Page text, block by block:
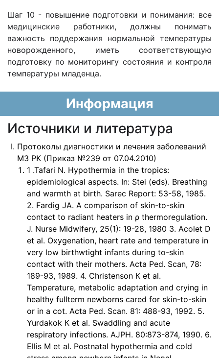
Шаг 10 - повышение подготовки и понимания: все
медицинские работники, должны понимать
важность поддержания нормальной температуры
новорожденного, иметь соответствующую
подготовку по мониторингу состояния и контроля
температуры младенца.
Информация
Источники и литература
Протоколы диагностики и лечения заболеваний
МЗ РК (Приказ №239 от 07.04.2010)
1 .Tafari N. Hypothermia in the tropics:
epidemiological aspects. In: Stei (eds). Breathing
and warmth at birth. Sarec Report: 53-58, 1985.
2. Fardig JA. A comparison of skin-to-skin
contact to radiant heaters in ρ thermoregulation.
J. Nurse Midwifery, 25(1): 19-28, 1980 3. Acolet D
et al. Oxygenation, heart rate and temperature in
very low birthwtight infants during to-skin
contact with their mothers. Acta Ped. Scan, 78:
189-93, 1989. 4. Christenson К et al.
Temperature, metabolic adaptation and crying in
healthy fullterm newborns cared for skin-to-skin
or in a cot. Acta Ped. Scan. 81: 488-93, 1992. 5.
Yurdakok К et al. Swaddling and acute
respiratory infections. AJPH. 80:873-874, 1990. 6.
Ellis Μ et al. Postnatal hypothermia and cold